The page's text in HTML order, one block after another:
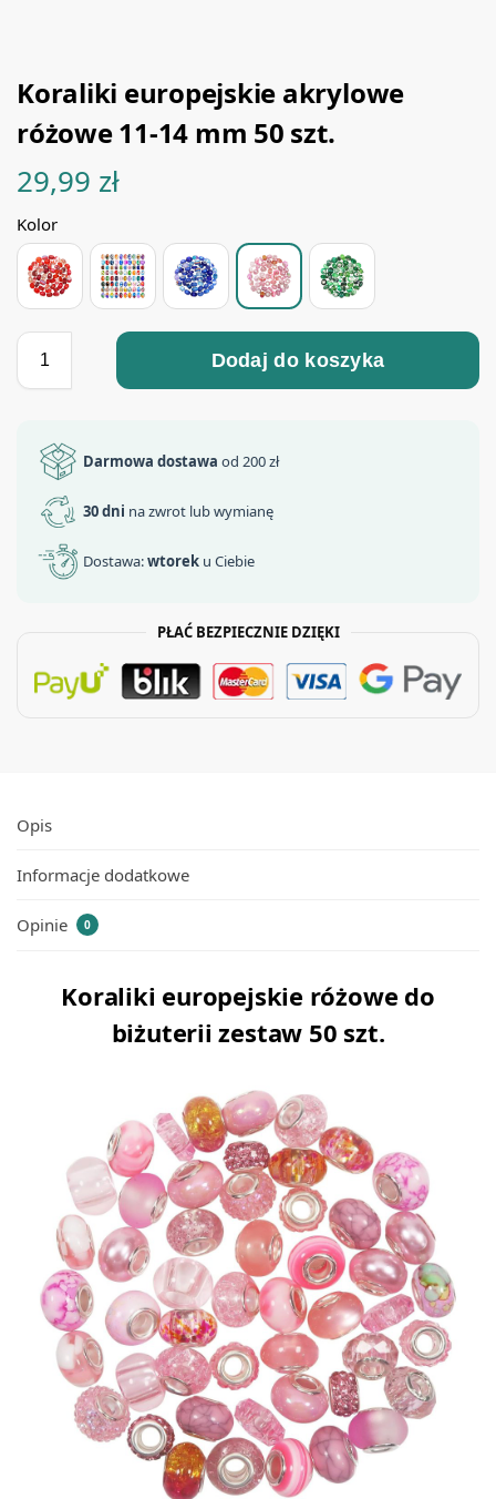
Koraliki europejskie akrylowe
różowe 11-14 mm 50 szt.
29,99 zł
Kolor
Dodaj do koszyka
Darmowa dostawa od 200 zł
30 dni na zwrot lub wymianę
Dostawa:wtorek u Ciebie
PŁAĆ BEZPIECZNIE DZIĘKI
Opis
Informacje dodatkowe
Opinie 0
Koraliki europejskie różowe do
biżuterii zestaw 50 szt.